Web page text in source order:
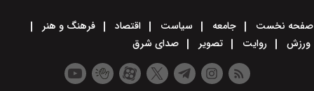
صفحه نخست جامعه سیاست اقتصاد
فرهنگ و هنر
ورزش
روایت تصویر صدای شرق